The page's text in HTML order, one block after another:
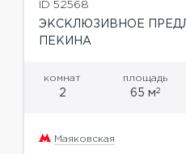
ID 52568
ЭКСКЛЮЗИВНОЕ
ПЕКИНА
комнат
2
площадь
65 м2
Маяковская